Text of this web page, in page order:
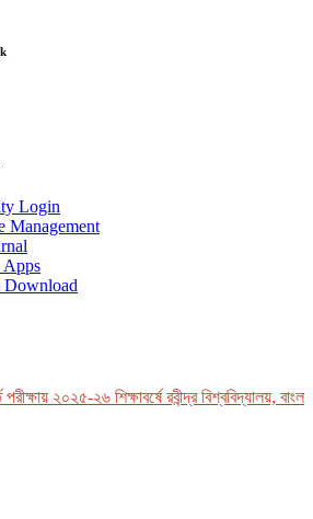
Login
Management
Download
২০২৫-২৬ শিক্ষাবর্ষে রবীন্দ্র বিশ্ববিদ্যালয়,